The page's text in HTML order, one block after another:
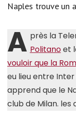
Naples trouve un
A près la
Politanoet
vouloir que la
eu lieu entre Inter
apprend que le
club de Milan. les